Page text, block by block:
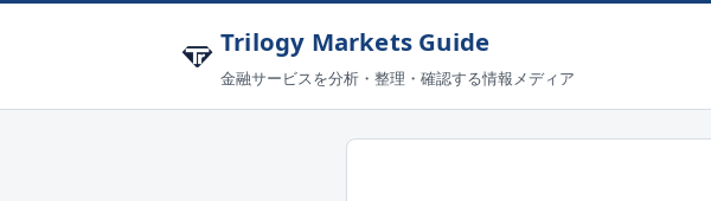
Trilogy Markets Guide
金融サービスを分析・整理・確認する情報メディア